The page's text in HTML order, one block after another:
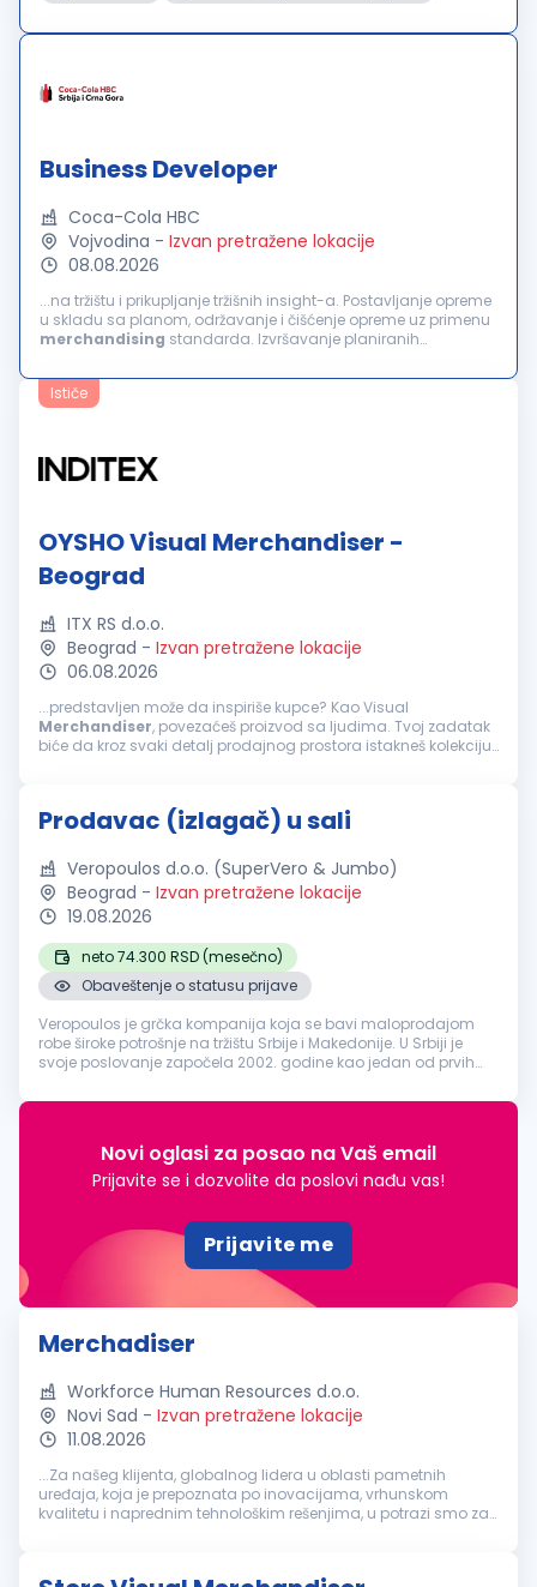
Business Developer
Coca-Cola HBC
Vojvodina - Izvan pretražene lokacije
08.08.2026
...na tržištu i prikupljanje tržišnih insight-a. Postavljanje opreme
u skladu sa planom, održavanje i čišćenje opreme uz primenu
merchandising standarda. Izvršavanje planiranih
zaliha u dodeljenim...
Ističe
OYSHO Visual Merchandiser -
Beograd
ITX RS d.o.o.
Beograd - Izvan pretražene lokacije
06.08.2026
...predstavljen može da inspiriše kupce? Kao Visual
Merchandiser, povezaćeš proizvod sa ljudima. Tvoj zadatak
biće da kroz svaki detalj prodajnog prostora istakneš kolekciju,
Prodavac (izlagač) u sali
Veropoulos d.o.o. (SuperVero & Jumbo)
Beograd - Izvan pretražene lokacije
19.08.2026
neto 74.300 RSD (mesečno)
Obaveštenje o statusu prijave
Veropoulos je grčka kompanija koja se bavi maloprodajom
robe široke potrošnje na tržištu Srbije i Makedonije. U Srbiji je
svoje poslovanje započela 2002. godine kao jedan od prvih
postala ...
Novi oglasi za posao na Vaš email
Prijavite se i dozvolite da poslovi nađu vas!
Prijavite me
Merchadiser
Workforce Human Resources d.o.o.
Novi Sad - Izvan pretražene lokacije
11.08.2026
...Za našeg klijenta, globalnog lidera u oblasti pametnih
uređaja, koja je prepoznata po inovacijama, vrhunskom
kvalitetu i naprednim tehnološkim rešenjima, u potrazi smo za